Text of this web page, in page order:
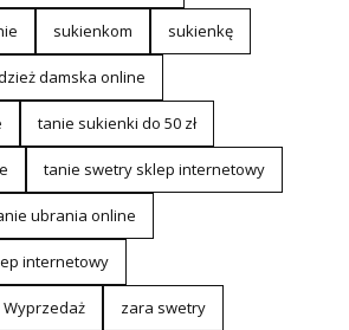
sukienkom sukienkę
damska online
tanie sukienki do 50 zł
tanie swetry sklep internetowy
ubrania online
internetowy
zara swetry